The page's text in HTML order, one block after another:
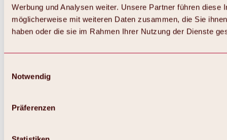
Werbung und Analysen weiter. Unsere Partner führen diese
möglicherweise mit weiteren Daten zusammen, die Sie
haben oder die sie im Rahmen Ihrer Nutzung der Dienste
Notwendig
Präferenzen